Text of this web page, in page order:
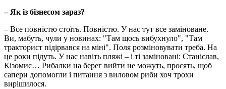
– Як із бізнесом зараз?
– Все повністю стоїть. Повністю. У нас тут все заміноване.
Ви, мабуть, чули у новинах: "Там щось вибухнуло", "Там
тракторист підірвався на міні". Поля розміновувати треба. На
це роки підуть. У нас навіть пляжі – і ті заміновані: Станіслав,
Кізомис… Рибалки на берег вийти не можуть, просять, щоб
сапери допомогли і питання з виловом риби хоч трохи
вирішилося.